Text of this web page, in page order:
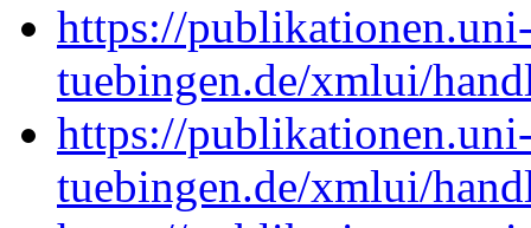
https://
tuebingen.de/xmlui/
https://
tuebingen.de/xmlui/